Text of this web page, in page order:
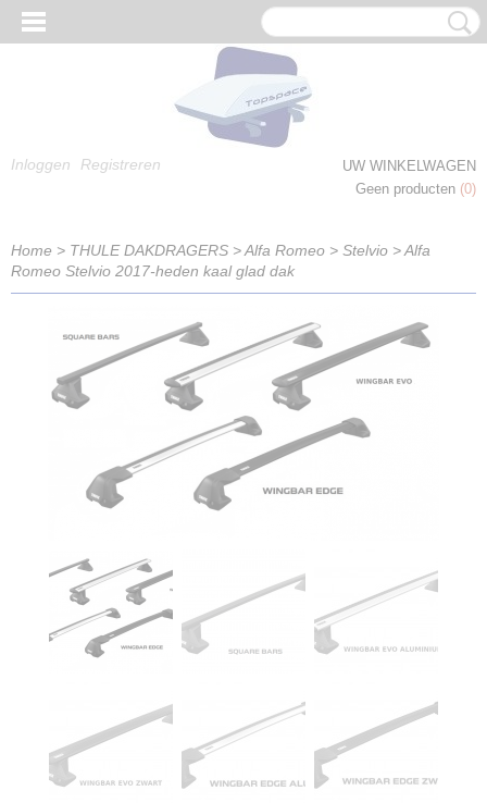
Inloggen Registreren
UW WINKELWAGEN
Geen producten (0)
Home > THULE DAKDRAGERS >Alfa Romeo > Stelvio >Alfa
Romeo Stelvio 2017-heden kaal glad dak